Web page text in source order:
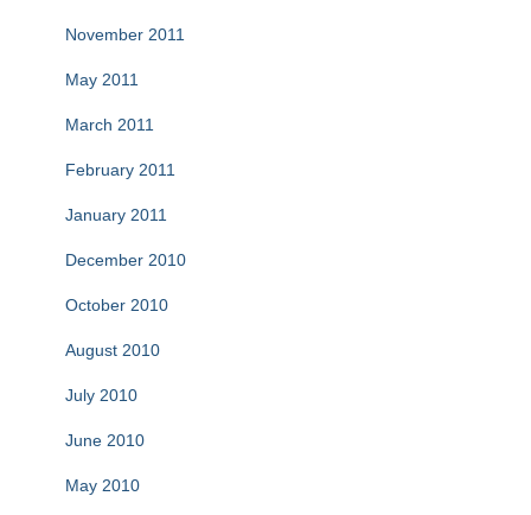
November 2011
May 2011
March 2011
February 2011
January 2011
December 2010
October 2010
August 2010
July 2010
June 2010
May 2010